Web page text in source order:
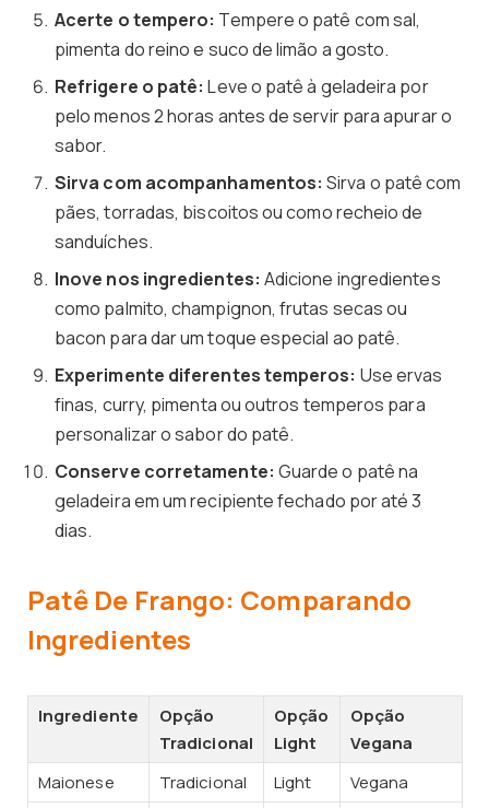
Acerte o tempero: Tempere o patê com sal,
pimenta do reino e suco de limão a gosto.
Refrigere o patê: Leve o patê à geladeira por
pelo menos 2 horas antes de servir para apurar o
sabor.
Sirva com acompanhamentos: Sirva o patê com
pães, torradas, biscoitos ou como recheio de
sanduíches.
Inove nos ingredientes: Adicione ingredientes
como palmito, champignon, frutas secas ou
bacon para dar um toque especial ao patê.
Experimente diferentes temperos: Use ervas
finas, curry, pimenta ou outros temperos para
personalizar o sabor do patê.
Conserve corretamente: Guarde o patê na
geladeira em um recipiente fechado por até 3
dias.
Patê De Frango: Comparando
Ingredientes
Ingrediente
Opção
Tradicional
Opção
Light
Opção
Vegana
Maionese
Tradicional Light
Vegana